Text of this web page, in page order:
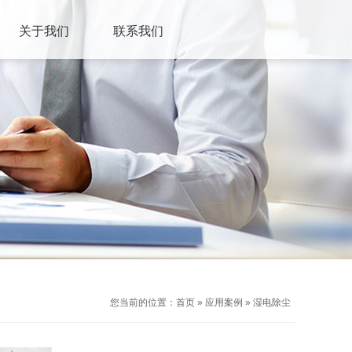
关于我们 联系我们
您当前的位置： 首页 » 应用案例 » 湿电除尘